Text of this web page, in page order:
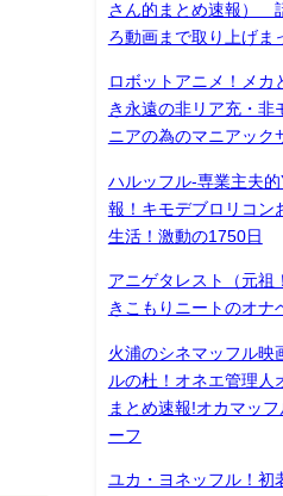
さん的まとめ速報）
ろ動画まで取り上げま
ロボットアニメ！メカ
き永遠の非リア充・非
ニアの為のマニアック
ハルッフル-専業主夫
報！キモデブロリコン
生活！激動の1750日
アニゲタレスト（元
きこもりニートのオナ
火浦のシネマッフル映
ルの杜！オネエ管理人
まとめ速報!オカマッ
ーフ
ユカ・ヨネッフル！初